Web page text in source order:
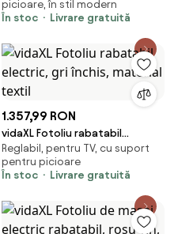
microfibră
picioare, în stil modern
În stoc
Livrare gratuită
1.357,99 RON
vidaXL Fotoliu rabatabil
electric, gri închis, material
textil
Reglabil, pentru TV, cu suport
pentru picioare
În stoc
Livrare gratuită